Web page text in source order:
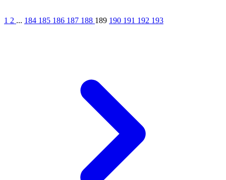
1 2 ... 184 185 186 187 188 189 190 191 192 193